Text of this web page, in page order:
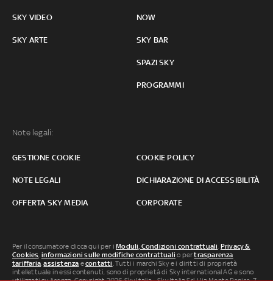
SKY VIDEO
SKY ARTE
NOW
SKY BAR
SPAZI SKY
PROGRAMMI
Note legali:
GESTIONE COOKIE COOKIE POLICY
NOTE LEGALI DICHIARAZIONE DI ACCESSIBILITÀ
OFFERTA SKY MEDIA CORPORATE
Per il consumatore clicca qui per iModuli, Condizioni contrattuali Privacy &
Cookies informazioni sulle modifiche contrattuali o pertrasparenza
tariffaria ,assistenza econtatti . Tutti i marchi Sky e i diritti di proprietà
intellettuale in essi contenuti, sono di proprietà di Sky international AG e sono